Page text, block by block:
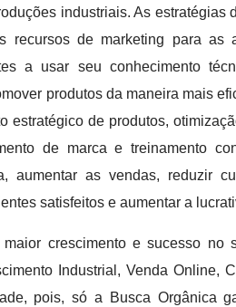
industriais. As estratégias
recursos de marketing para as
a usar seu conhecimento
produtos da maneira mais
estratégico de produtos,
de marca e treinamento
aumentar as vendas, reduzir
satisfeitos e aumentar a
crescimento e sucesso no
Industrial, Venda Online,
pois, só a Busca Orgânica